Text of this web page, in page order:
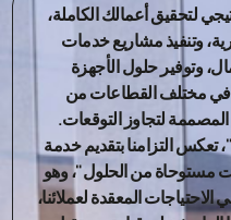
لتحقيق أعمالك الكاملة،
وتنفيذ مشاريع خدمات
وتوفير حلول الأجهزة
في مختلف القطاعات من
لتجاوز التوقعات.
التزامنا بتقديم خدمة
مستوحاة من الحلول"، وهو
المعقدة لعملائنا،